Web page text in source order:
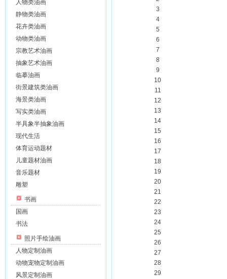
人物类油画
静物类油画
花卉类油画
动物类油画
宗教艺术油画
抽象艺术油画
临摹油画
街景建筑类油画
海景类油画
写实类油画
半具象半抽象油画
现代生活
体育运动题材
儿童题材油画
音乐题材
雕塑
书画
国画
书法
照片手绘油画
人物定制油画
动物宠物定制油画
风景定制油画
3
4
5
6
7
8
9
10
11
12
13
14
15
16
17
18
19
20
21
22
23
24
25
26
27
28
29